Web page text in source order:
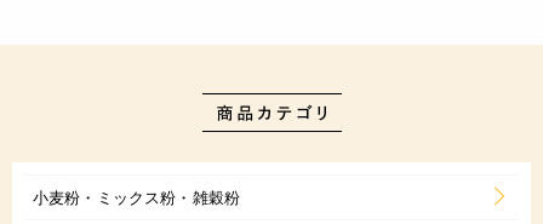
小麦粉・ミックス粉・雑穀粉